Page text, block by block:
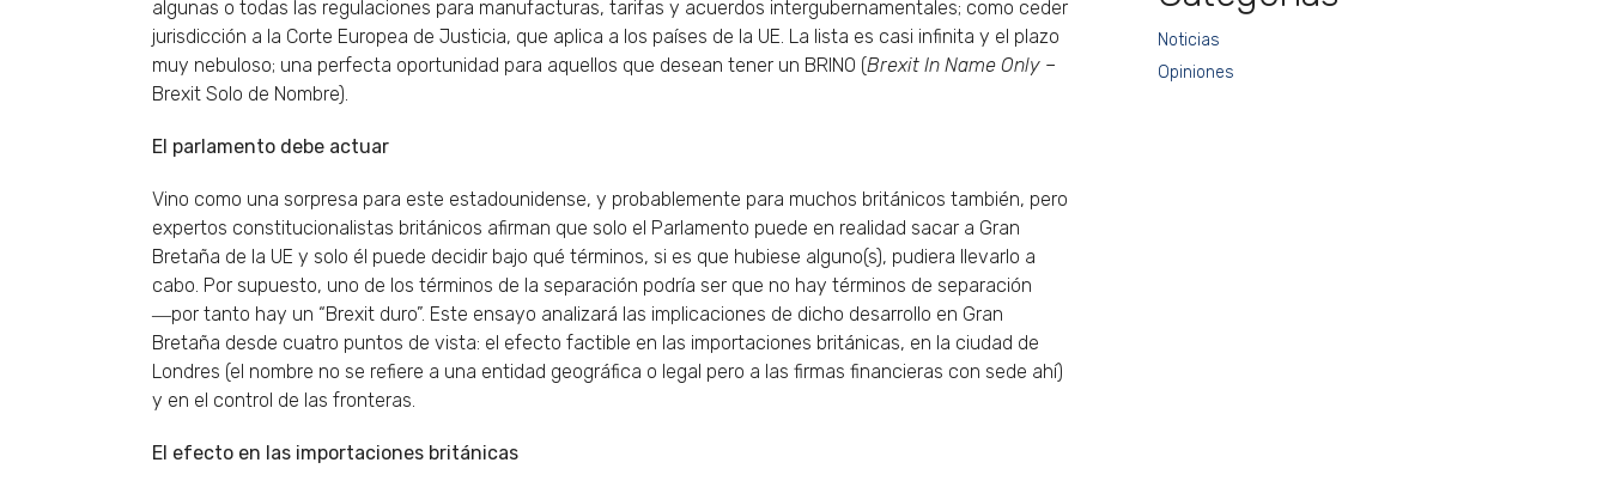
algunas o todas las regulaciones para manufacturas, tarifas y acuerdos intergubernamentales; como ceder
jurisdicción a la Corte Europea de Justicia, que aplica a los países de la UE. La lista es casi infinita y el plazo
muy nebuloso; una perfecta oportunidad para aquellos que desean tener un BRINO (Brexit In Name Only –
Brexit Solo de Nombre).
El parlamento debe actuar
Vino como una sorpresa para este estadounidense, y probablemente para muchos británicos también, pero
expertos constitucionalistas británicos afirman que solo el Parlamento puede en realidad sacar a Gran
Bretaña de la UE y solo él puede decidir bajo qué términos, si es que hubiese alguno(s), pudiera llevarlo a
cabo. Por supuesto, uno de los términos de la separación podría ser que no hay términos de separación
―por tanto hay un “Brexit duro”. Este ensayo analizará las implicaciones de dicho desarrollo en Gran
Bretaña desde cuatro puntos de vista: el efecto factible en las importaciones británicas, en la ciudad de
Londres (el nombre no se refiere a una entidad geográfica o legal pero a las firmas financieras con sede ahí)
y en el control de las fronteras.
El efecto en las importaciones británicas
Noticias
Opiniones